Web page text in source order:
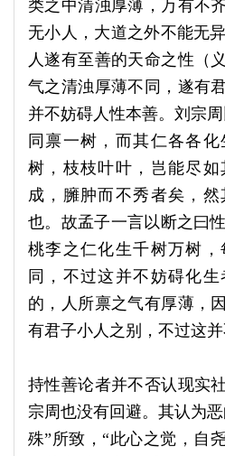
类之中清浊厚薄，万有不
无小人，大道之外不能无
人遂有至善的天命之性（
气之清浊厚薄不同，遂有
并不妨碍人性本善。刘宗
同禀一树，而其仁各各
树，枝枝叶叶，岂能尽
成，臃肿而不秀者矣，
也。故孟子一言以断之曰
桃李之仁化生千树万树
同，不过这并不妨碍化
的，人所禀之气有厚薄，
有君子小人之别，不过这并
持性善论者并不否认现实
宗周也没有回避。其认为
殊”所致，“此心之觉，自